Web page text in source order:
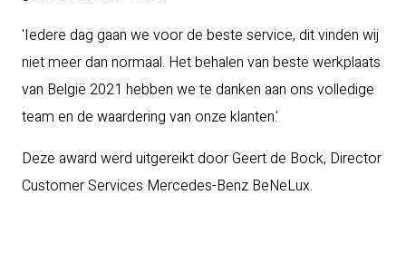
'Iedere dag gaan we voor de beste service, dit vinden wij
niet meer dan normaal. Het behalen van beste werkplaats
van België 2021 hebben we te danken aan ons volledige
team en de waardering van onze klanten.'
Deze award werd uitgereikt door Geert de Bock, Director
Customer Services Mercedes-Benz BeNeLux.